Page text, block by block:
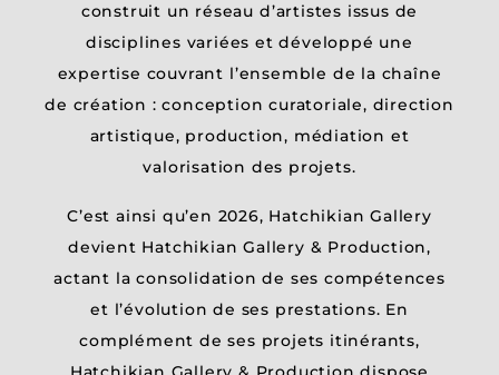
Politique
confidentialité
construit un réseau d’artistes issus de
disciplines variées et développé une
expertise couvrant l’ensemble de la chaîne
de création : conception curatoriale, direction
artistique, production, médiation et
valorisation des projets.
C’est ainsi qu’en 2026, Hatchikian Gallery
devient Hatchikian Gallery & Production,
actant la consolidation de ses compétences
et l’évolution de ses prestations. En
complément de ses projets itinérants,